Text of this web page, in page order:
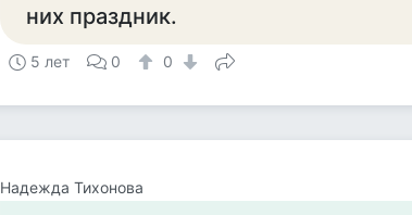
них праздник.
5 лет 0 0
Надежда Тихонова